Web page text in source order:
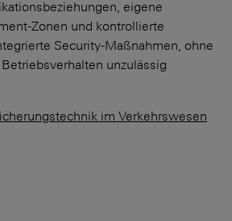
eigene
Zonen und kontrollierte
Security-Maßnahmen, ohne
unzulässig
im Verkehrswesen